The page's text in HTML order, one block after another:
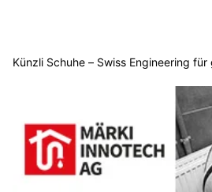
Künzli Schuhe – Swiss Engineering